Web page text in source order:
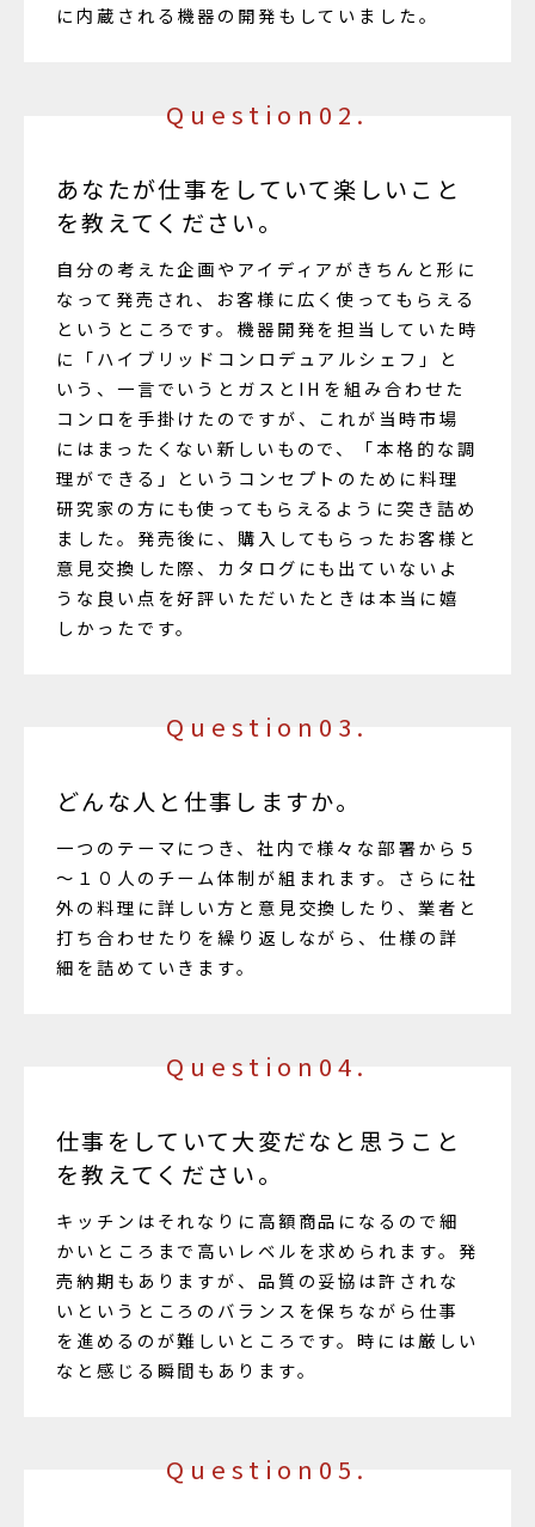
に内蔵される機器の開発もしていました。
Question02.
あなたが仕事をしていて楽しいこと
を教えてください。
自分の考えた企画やアイディアがきちんと形に
なって発売され、お客様に広く使ってもらえる
というところです。機器開発を担当していた時
に「ハイブリッドコンロデュアルシェフ」と
いう、一言でいうとガスとIHを組み合わせた
コンロを手掛けたのですが、これが当時市場
にはまったくない新しいもので、「本格的な調
理ができる」というコンセプトのために料理
研究家の方にも使ってもらえるように突き詰め
ました。発売後に、購入してもらったお客様と
意見交換した際、カタログにも出ていないよ
うな良い点を好評いただいたときは本当に嬉
しかったです。
Question03.
どんな人と仕事しますか。
一つのテーマにつき、社内で様々な部署から５
～１０人のチーム体制が組まれます。さらに社
外の料理に詳しい方と意見交換したり、業者と
打ち合わせたりを繰り返しながら、仕様の詳
細を詰めていきます。
Question04.
仕事をしていて大変だなと思うこと
を教えてください。
キッチンはそれなりに高額商品になるので細
かいところまで高いレベルを求められます。発
売納期もありますが、品質の妥協は許されな
いというところのバランスを保ちながら仕事
を進めるのが難しいところです。時には厳しい
なと感じる瞬間もあります。
Question05.